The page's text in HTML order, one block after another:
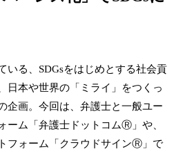
いる、SDGsをはじめとする社会貢
日本や世界の「ミライ」をつくっ
企画。今回は、弁護士と一般ユー
ーム「弁護士ドットコムⓇ」や、
フォーム「クラウドサインⓇ」で